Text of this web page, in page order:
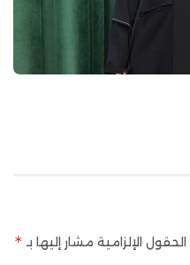
الحقول الإلزامية مشار إليها بـ *